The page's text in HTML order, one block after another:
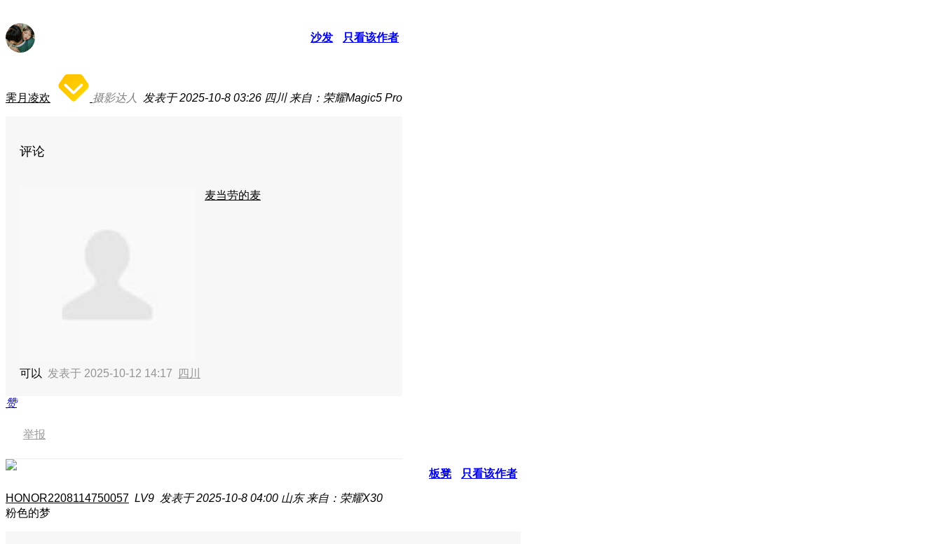
沙发 只看该作者
霁月凌欢 摄影达人 发表于 2025-10-8 03:26 四川 来自：荣耀Magic5 Pro
评论
麦当劳的麦
可以 发表于 2025-10-12 14:17 四川
赞
举报
板凳 只看该作者
HONOR2208114750057 LV9 发表于 2025-10-8 04:00 山东 来自：荣耀X30
粉色的梦